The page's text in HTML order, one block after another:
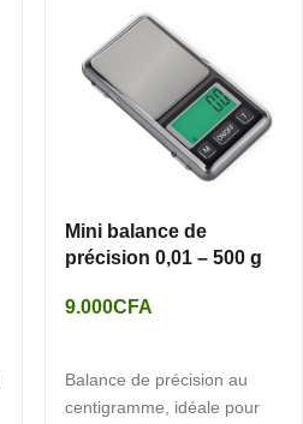
Mini balance de
précision 0,01 – 500 g
9.000CFA
Balance de précision au
centigramme, idéale pour